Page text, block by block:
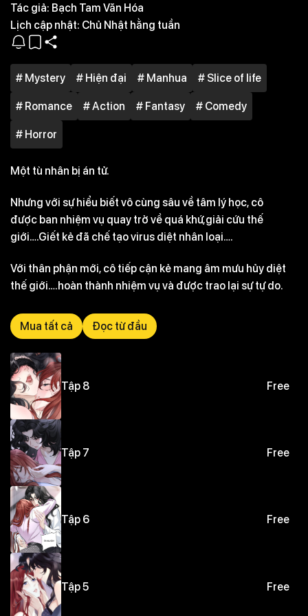
Tác giả: Bạch Tam Văn Hóa
Lịch cập nhật: Chủ Nhật hằng tuần
# Mystery # Hiện đại # Manhua # Slice of life
# Romance # Action # Fantasy # Comedy
# Horror
Một tù nhân bị án tử.
Nhưng với sự hiểu biết vô cùng sâu về tâm lý học, cô
được ban nhiệm vụ quay trở về quá khứ,giải cứu thế
giới….Giết kẻ đã chế tạo virus diệt nhân loại….
Với thân phận mới, cô tiếp cận kẻ mang âm mưu hủy diệt
thế giới….hoàn thành nhiệm vụ và được trao lại sự tự do.
Nhân vật: Lê Sa x Ôn Nguyện
Mua tất cả Đọc từ đầu
Tập 8 Free
Tập 7 Free
Tập 6 Free
Tập 5 Free